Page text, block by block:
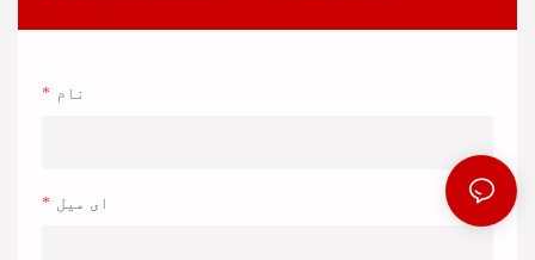
نام
ای میل